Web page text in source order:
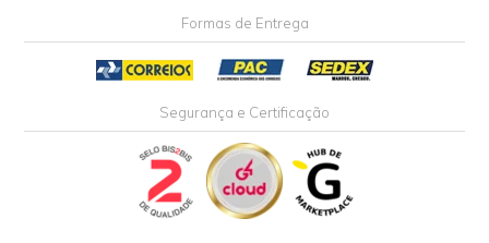
Formas de Entrega
Segurança e Certificação